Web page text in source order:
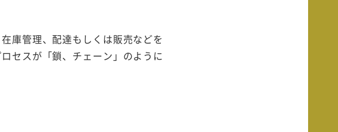
庫管理、配達もしくは販売などを
セスが「鎖、チェーン」のように